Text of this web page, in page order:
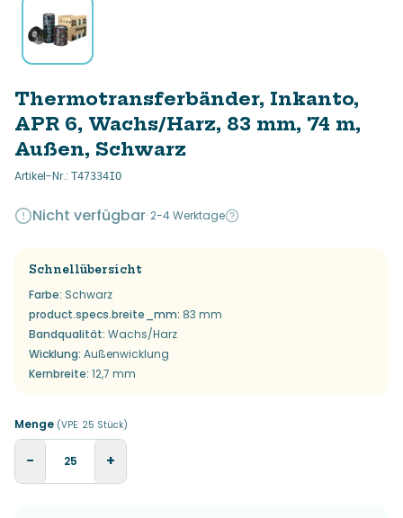
Thermotransferbänder, Inkanto,
APR 6, Wachs/Harz, 83 mm, 74 m,
Außen, Schwarz
Artikel-Nr.: T47334IO
Nicht verfügbar· 2-4 Werktage
Schnellübersicht
Farbe: Schwarz
product.specs.breite_mm: 83 mm
Bandqualität: Wachs/Harz
Wicklung: Außenwicklung
Kernbreite: 12,7 mm
Menge (VPE: 25 Stück)
− +